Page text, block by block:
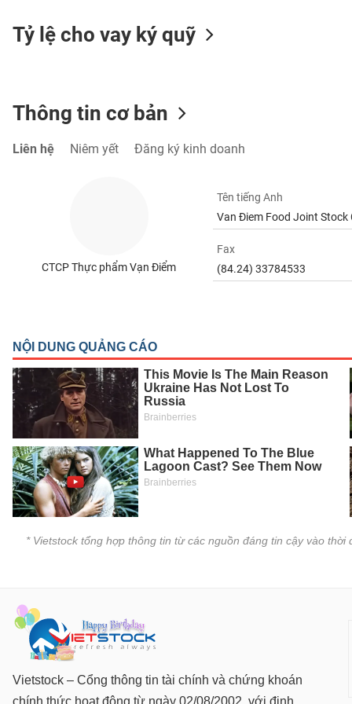
Tỷ lệ cho vay ký quỹ
Thông tin cơ bản
Liên hệ Niêm yết Đăng ký kinh doanh
CTCP Thực phẩm Vạn Điểm
Tên tiếng Anh
Van Điem Food Joint Stock
Fax
(84.24) 33784533
* Vietstock tổng hợp thông tin từ các nguồn đáng tin cậy vào
Vietstock – Cổng thông tin tài chính và chứng khoán
chính thức hoạt động từ ngày 02/08/2002, với định
KHÔNG
THIẾT
YẾU
CHĂM
SÓC
SỨC
TÀI
CHÍNH
TIN
DỊCH